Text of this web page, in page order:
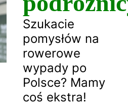
Szukacie
pomysłów na
rowerowe
wypady po
Polsce? Mamy
coś ekstra!